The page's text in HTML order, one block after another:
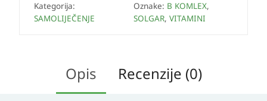
Kategorija:
SAMOLIJEČENJE
Oznake: B KOMLEX,
SOLGAR, VITAMINI
Opis Recenzije (0)